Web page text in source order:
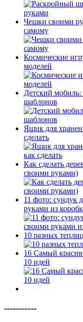
Чешки своими
самому
Космические
моделей
Детский
шаблонов
Ящик для
сделать
Как сделать
своими руками)
11 фото: сундук
руками из
10 разных
16 Самый
10 идей
-----------